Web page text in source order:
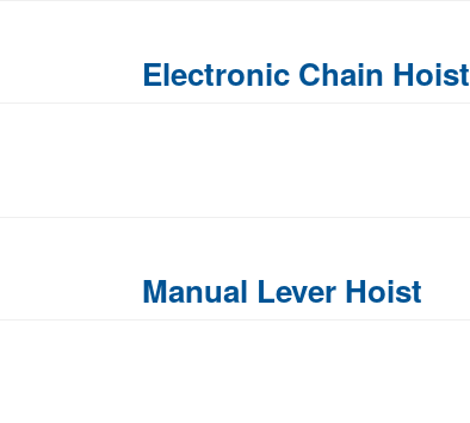
Electronic Chain Hoist
Manual Lever Hoist